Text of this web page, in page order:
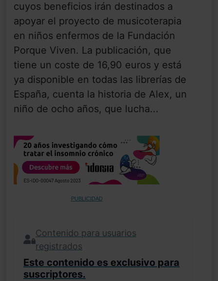
cuyos beneficios irán destinados a
apoyar el proyecto de musicoterapia
en niños enfermos de la Fundación
Porque Viven. La publicación, que
tiene un coste de 16,90 euros y está
ya disponible en todas las librerías de
España, cuenta la historia de Alex, un
niño de ocho años, que lucha...
PUBLICIDAD
Contenido para usuarios
registrados
Este contenido es exclusivo para
suscriptores.